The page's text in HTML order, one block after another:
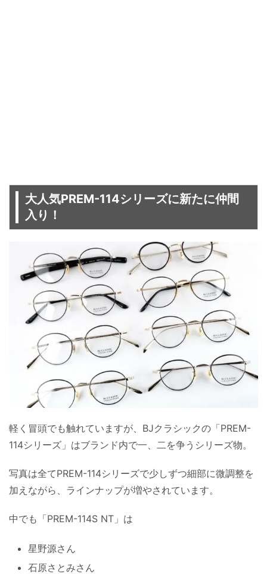
大人気PREM-114シリーズに新たに仲間
入り！
軽く冒頭でも触れていますが、BJクラシックの「PREM-
114シリーズ」はブランド内で一、二を争うシリーズ物。
写真は全てPREM-114シリーズで少しずつ細部に微調整を
加えながら、ラインナップが増やされています。
中でも「PREM-114S NT」は
星野源さん
石原さとみさん